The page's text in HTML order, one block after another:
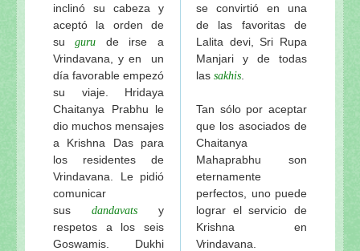
inclinó su cabeza y
aceptó la orden de
su guru de irse a
Vrindavana, y en un
día favorable empezó
su viaje. Hridaya
Chaitanya Prabhu le
dio muchos mensajes
a Krishna Das para
los residentes de
Vrindavana. Le pidió
comunicar
sus dandavats y
respetos a los seis
Goswamis. Dukhi
se convirtió en una
de las favoritas de
Lalita devi, Sri Rupa
Manjari y de todas
las sakhis
Tan sólo por aceptar
que los asociados de
Chaitanya
Mahaprabhu son
eternamente
perfectos, uno puede
lograr el servicio de
Krishna en
Vrindavana.